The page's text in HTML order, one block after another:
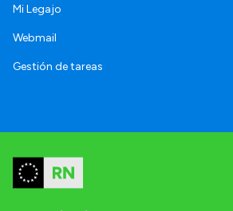
Mi Legajo
Webmail
Gestión de tareas